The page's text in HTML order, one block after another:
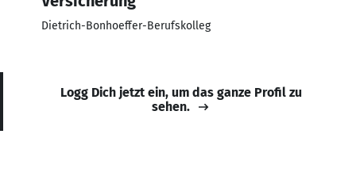
Dietrich-Bonhoeffer-Berufskolleg
Logg Dich jetzt ein, um das ganze Profil zu
sehen.